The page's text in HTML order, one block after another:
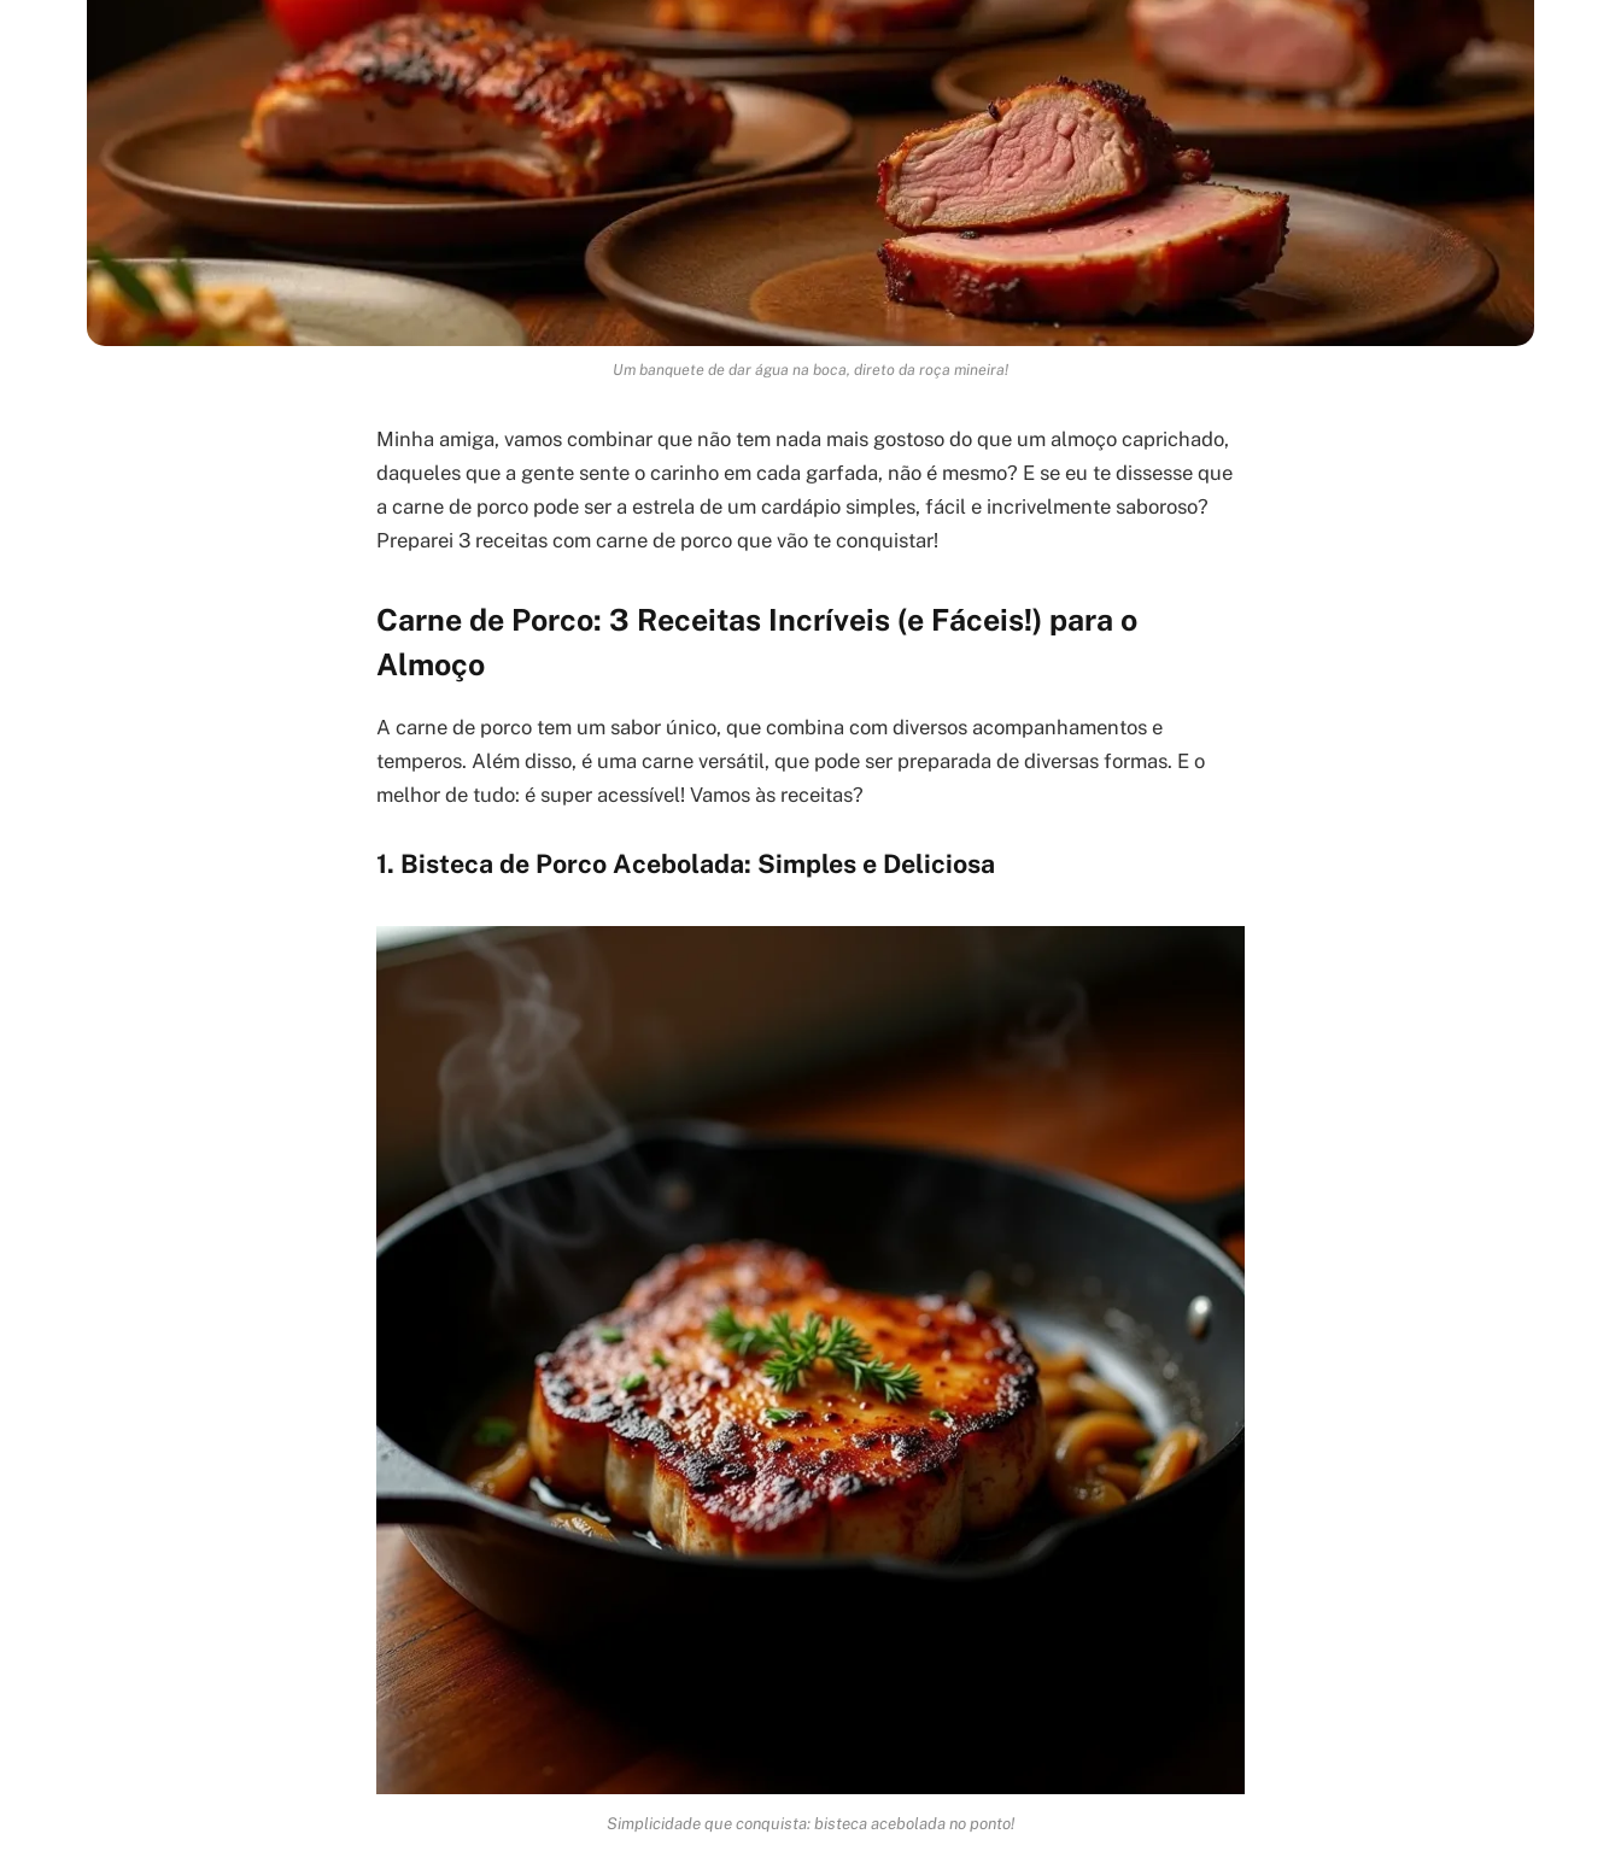
Um banquete de dar água na boca, direto da roça mineira!
Minha amiga, vamos combinar que não tem nada mais gostoso do que um almoço caprichado,
daqueles que a gente sente o carinho em cada garfada, não é mesmo? E se eu te dissesse que
a carne de porco pode ser a estrela de um cardápio simples, fácil e incrivelmente saboroso?
Preparei 3 receitas com carne de porco que vão te conquistar!
Carne de Porco: 3 Receitas Incríveis (e Fáceis!) para o
Almoço
A carne de porco tem um sabor único, que combina com diversos acompanhamentos e
temperos. Além disso, é uma carne versátil, que pode ser preparada de diversas formas. E o
melhor de tudo: é super acessível! Vamos às receitas?
1. Bisteca de Porco Acebolada: Simples e Deliciosa
Simplicidade que conquista: bisteca acebolada no ponto!